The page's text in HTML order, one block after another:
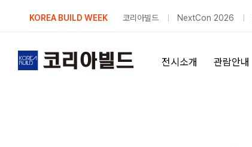
KOREA BUILD WEEK 코리아빌드 NextCon 2026
전시소개 관람안내